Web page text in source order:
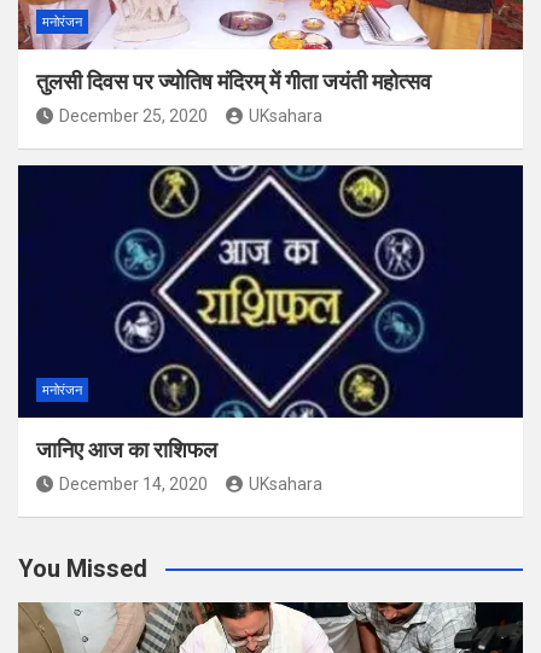
मनोरंजन
तुलसी दिवस पर ज्योतिष मंदिरम् में गीता जयंती महोत्सव
December 25, 2020 UKsahara
मनोरंजन
जानिए आज का राशिफल
December 14, 2020 UKsahara
You Missed